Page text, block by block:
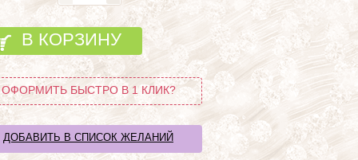
В КОРЗИНУ
ОФОРМИТЬ БЫСТРО В 1 КЛИК?
ДОБАВИТЬ В СПИСОК ЖЕЛАНИЙ